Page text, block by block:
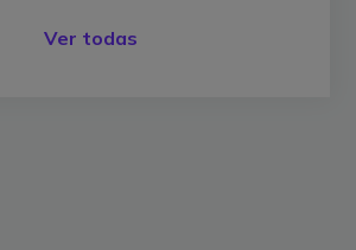
Ver todas